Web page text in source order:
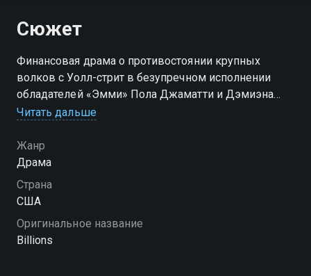
Сюжет
Финансовая драма о противостоянии крупных
волков с Уолл-стрит в безупречном исполнении
обладателей «Эмми» Пола Джаматти и Дэмиэна
Льюиса
Посмотреть онлайн 2 сезон сериала Миллиарды вы
можете совершенно бесплатно в хорошем HD
качестве на Смотрёшке
Читать дальше
Жанр
Драма
Страна
США
Оригинальное название
Billions